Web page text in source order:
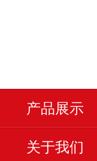
产品展示
关于我们